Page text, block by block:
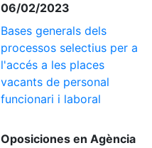
06/02/2023
Bases generals dels
processos selectius per a
l'accés a les places
vacants de personal
funcionari i laboral
Oposiciones en Agència